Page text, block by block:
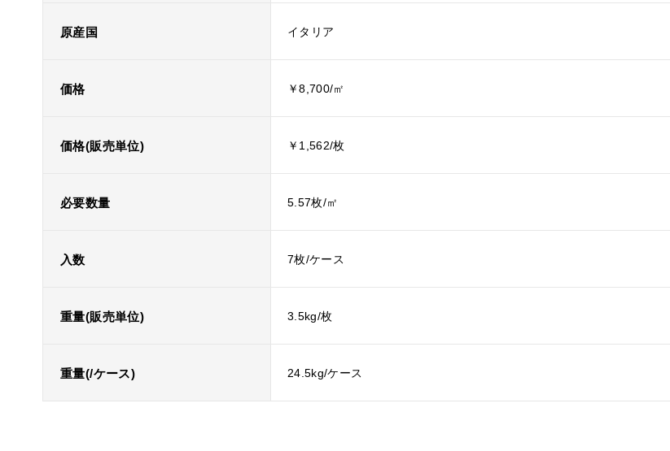
原産国 イタリア
価格 ￥8,700/㎡
価格(販売単位) ￥1,562/枚
必要数量 5.57枚/㎡
入数 7枚/ケース
重量(販売単位) 3.5kg/枚
重量(/ケース) 24.5kg/ケース